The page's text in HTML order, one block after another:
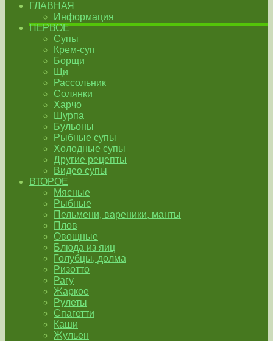
ГЛАВНАЯ
Информация
ПЕРВОЕ
Супы
Крем-суп
Борщи
Щи
Рассольник
Солянки
Харчо
Шурпа
Бульоны
Рыбные супы
Холодные супы
Другие рецепты
Видео супы
ВТОРОЕ
Мясные
Рыбные
Пельмени, вареники, манты
Плов
Овощные
Блюда из яиц
Голубцы, долма
Ризотто
Рагу
Жаркое
Рулеты
Спагетти
Каши
Жульен